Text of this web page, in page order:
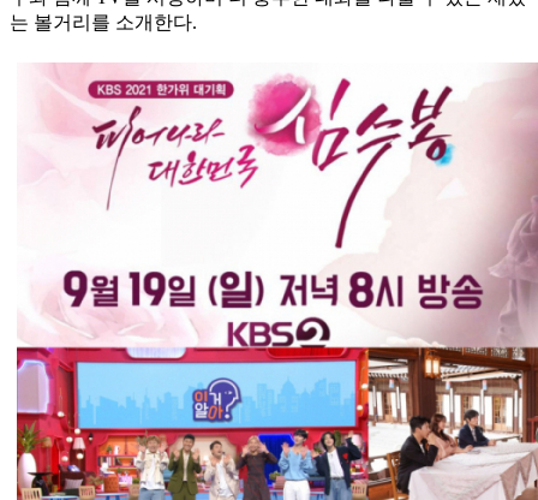
는 볼거리를 소개한다.